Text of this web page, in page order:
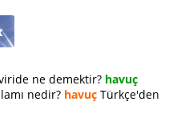
ne demektir? havuç
nedir? havuç Türkçe'den